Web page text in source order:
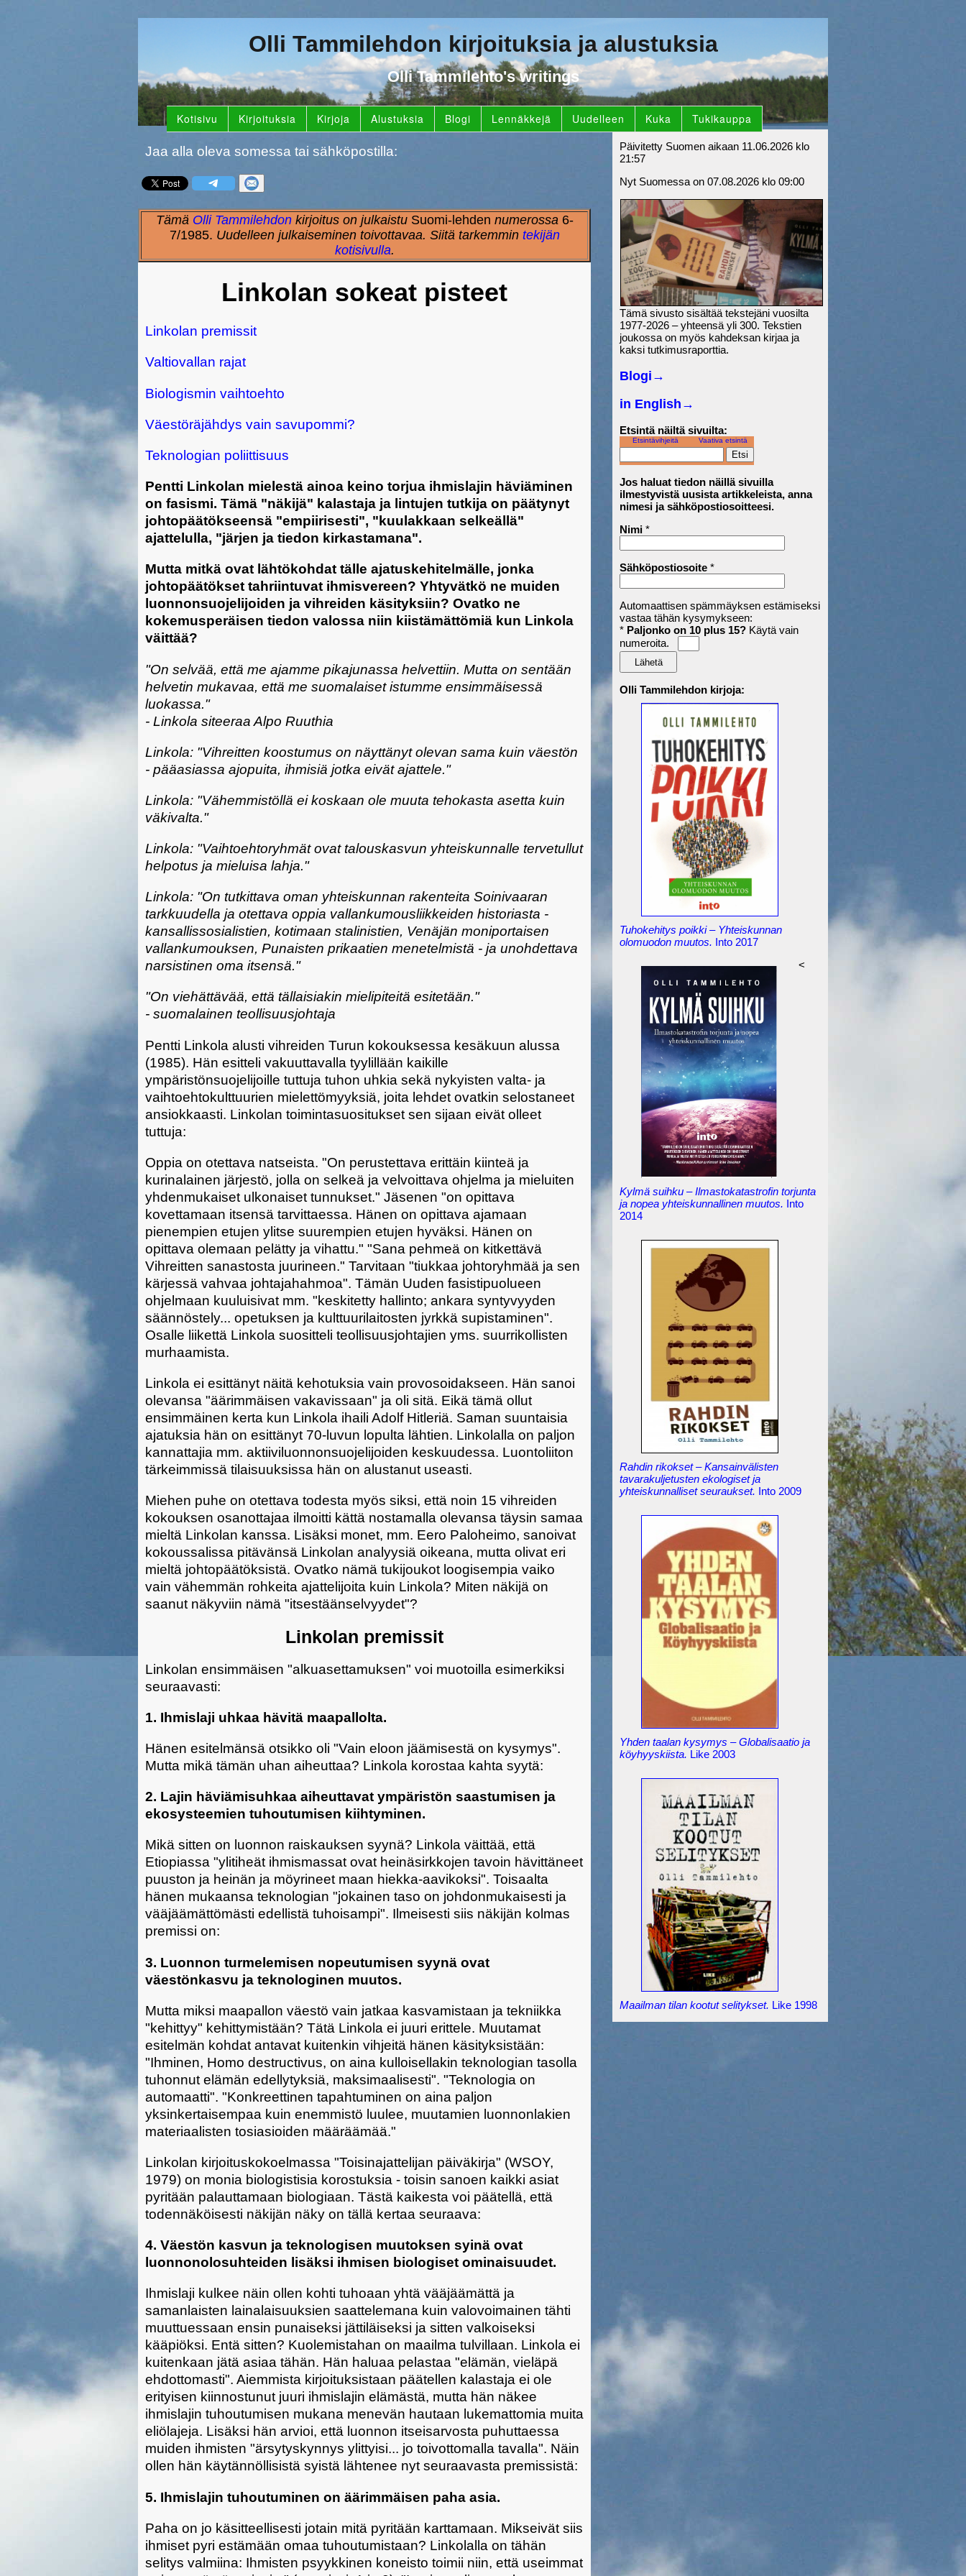
Olli Tammilehdon kirjoituksia ja alustuksia
Olli Tammilehto's writings
Kotisivu Kirjoituksia Kirjoja Alustuksia Blogi Lennäkkejä Uudelleen Kuka Tukikauppa
Jaa alla oleva somessa tai sähköpostilla:
Päivitetty Suomen aikaan 11.06.2026 klo
21:57
Nyt Suomessa on 07.08.2026 klo 09:00
Tämä sivusto sisältää tekstejäni vuosilta
1977-2026 – yhteensä yli 300. Tekstien
joukossa on myös kahdeksan kirjaa ja
kaksi tutkimusraporttia.
Blogi→
in English →
Etsintä näiltä sivuilta:
Etsintävihjeitä Vaativa etsintä
Jos haluat tiedon näillä sivuilla
ilmestyvistä uusista artikkeleista, anna
nimesi ja sähköpostiosoitteesi.
Nimi *
Sähköpostiosoite *
Automaattisen spämmäyksen estämiseksi
vastaa tähän kysymykseen:
* Paljonko on 10 plus 15? Käytä vain
numeroita.
Olli Tammilehdon kirjoja:
Tuhokehitys poikki – Yhteiskunnan
olomuodon muutos. Into 2017
<
Kylmä suihku – Ilmastokatastrofin torjunta
ja nopea yhteiskunnallinen muutos. Into
2014
Rahdin rikokset – Kansainvälisten
tavarakuljetusten ekologiset ja
yhteiskunnalliset seuraukset. Into 2009
Yhden taalan kysymys – Globalisaatio ja
köyhyyskiista. Like 2003
Maailman tilan kootut selitykset. Like 1998
Tämä Olli Tammilehdonkirjoitus on julkaistuSuomi-lehden numerossa6-
7/1985. Uudelleen julkaiseminen toivottavaa. Siitä tarkemmin tekijän
kotisivulla.
Linkolan sokeat pisteet
Linkolan premissit
Valtiovallan rajat
Biologismin vaihtoehto
Väestöräjähdys vain savupommi?
Teknologian poliittisuus
Pentti Linkolan mielestä ainoa keino torjua ihmislajin häviäminen
on fasismi. Tämä "näkijä" kalastaja ja lintujen tutkija on päätynyt
johtopäätökseensä "empiirisesti", "kuulakkaan selkeällä"
ajattelulla, "järjen ja tiedon kirkastamana".
Mutta mitkä ovat lähtökohdat tälle ajatuskehitelmälle, jonka
johtopäätökset tahriintuvat ihmisvereen? Yhtyvätkö ne muiden
luonnonsuojelijoiden ja vihreiden käsityksiin? Ovatko ne
kokemusperäisen tiedon valossa niin kiistämättömiä kun Linkola
väittää?
"On selvää, että me ajamme pikajunassa helvettiin. Mutta on sentään
helvetin mukavaa, että me suomalaiset istumme ensimmäisessä
luokassa."
- Linkola siteeraa Alpo Ruuthia
Linkola: "Vihreitten koostumus on näyttänyt olevan sama kuin väestön
- pääasiassa ajopuita, ihmisiä jotka eivät ajattele."
Linkola: "Vähemmistöllä ei koskaan ole muuta tehokasta asetta kuin
väkivalta."
Linkola: "Vaihtoehtoryhmät ovat talouskasvun yhteiskunnalle tervetullut
helpotus ja mieluisa lahja."
Linkola: "On tutkittava oman yhteiskunnan rakenteita Soinivaaran
tarkkuudella ja otettava oppia vallankumousliikkeiden historiasta -
kansallissosialistien, kotimaan stalinistien, Venäjän moniportaisen
vallankumouksen, Punaisten prikaatien menetelmistä - ja unohdettava
narsistinen oma itsensä."
"On viehättävää, että tällaisiakin mielipiteitä esitetään."
- suomalainen teollisuusjohtaja
Pentti Linkola alusti vihreiden Turun kokouksessa kesäkuun alussa
(1985). Hän esitteli vakuuttavalla tyylillään kaikille
ympäristönsuojelijoille tuttuja tuhon uhkia sekä nykyisten valta- ja
vaihtoehtokulttuurien mielettömyyksiä, joita lehdet ovatkin selostaneet
ansiokkaasti. Linkolan toimintasuositukset sen sijaan eivät olleet
tuttuja:
Oppia on otettava natseista. "On perustettava erittäin kiinteä ja
kurinalainen järjestö, jolla on selkeä ja velvoittava ohjelma ja mieluiten
yhdenmukaiset ulkonaiset tunnukset." Jäsenen "on opittava
kovettamaan itsensä tarvittaessa. Hänen on opittava ajamaan
pienempien etujen ylitse suurempien etujen hyväksi. Hänen on
opittava olemaan pelätty ja vihattu." "Sana pehmeä on kitkettävä
Vihreitten sanastosta juurineen." Tarvitaan "tiukkaa johtoryhmää ja sen
kärjessä vahvaa johtajahahmoa". Tämän Uuden fasistipuolueen
ohjelmaan kuuluisivat mm. "keskitetty hallinto; ankara syntyvyyden
säännöstely... opetuksen ja kulttuurilaitosten jyrkkä supistaminen".
Osalle liikettä Linkola suositteli teollisuusjohtajien yms. suurrikollisten
murhaamista.
Linkola ei esittänyt näitä kehotuksia vain provosoidakseen. Hän sanoi
olevansa "äärimmäisen vakavissaan" ja oli sitä. Eikä tämä ollut
ensimmäinen kerta kun Linkola ihaili Adolf Hitleriä. Saman suuntaisia
ajatuksia hän on esittänyt 70-luvun lopulta lähtien. Linkolalla on paljon
kannattajia mm. aktiiviluonnonsuojelijoiden keskuudessa. Luontoliiton
tärkeimmissä tilaisuuksissa hän on alustanut useasti.
Miehen puhe on otettava todesta myös siksi, että noin 15 vihreiden
kokouksen osanottajaa ilmoitti kättä nostamalla olevansa täysin samaa
mieltä Linkolan kanssa. Lisäksi monet, mm. Eero Paloheimo, sanoivat
kokoussalissa pitävänsä Linkolan analyysiä oikeana, mutta olivat eri
mieltä johtopäätöksistä. Ovatko nämä tukijoukot loogisempia vaiko
vain vähemmän rohkeita ajattelijoita kuin Linkola? Miten näkijä on
saanut näkyviin nämä "itsestäänselvyydet"?
Linkolan premissit
Linkolan ensimmäisen "alkuasettamuksen" voi muotoilla esimerkiksi
seuraavasti:
1. Ihmislaji uhkaa hävitä maapallolta.
Hänen esitelmänsä otsikko oli "Vain eloon jäämisestä on kysymys".
Mutta mikä tämän uhan aiheuttaa? Linkola korostaa kahta syytä:
2. Lajin häviämisuhkaa aiheuttavat ympäristön saastumisen ja
ekosysteemien tuhoutumisen kiihtyminen.
Mikä sitten on luonnon raiskauksen syynä? Linkola väittää, että
Etiopiassa "ylitiheät ihmismassat ovat heinäsirkkojen tavoin hävittäneet
puuston ja heinän ja möyrineet maan hiekka-aavikoksi". Toisaalta
hänen mukaansa teknologian "jokainen taso on johdonmukaisesti ja
vääjäämättömästi edellistä tuhoisampi". Ilmeisesti siis näkijän kolmas
premissi on:
3. Luonnon turmelemisen nopeutumisen syynä ovat
väestönkasvu ja teknologinen muutos.
Mutta miksi maapallon väestö vain jatkaa kasvamistaan ja tekniikka
"kehittyy" kehittymistään? Tätä Linkola ei juuri erittele. Muutamat
esitelmän kohdat antavat kuitenkin vihjeitä hänen käsityksistään:
"Ihminen, Homo destructivus, on aina kulloisellakin teknologian tasolla
tuhonnut elämän edellytyksiä, maksimaalisesti". "Teknologia on
automaatti". "Konkreettinen tapahtuminen on aina paljon
yksinkertaisempaa kuin enemmistö luulee, muutamien luonnonlakien
materiaalisten tosiasioiden määräämää."
Linkolan kirjoituskokoelmassa "Toisinajattelijan päiväkirja" (WSOY,
1979) on monia biologistisia korostuksia - toisin sanoen kaikki asiat
pyritään palauttamaan biologiaan. Tästä kaikesta voi päätellä, että
todennäköisesti näkijän näky on tällä kertaa seuraava:
4. Väestön kasvun ja teknologisen muutoksen syinä ovat
luonnonolosuhteiden lisäksi ihmisen biologiset ominaisuudet.
Ihmislaji kulkee näin ollen kohti tuhoaan yhtä vääjäämättä ja
samanlaisten lainalaisuuksien saattelemana kuin valovoimainen tähti
muuttuessaan ensin punaiseksi jättiläiseksi ja sitten valkoiseksi
kääpiöksi. Entä sitten? Kuolemistahan on maailma tulvillaan. Linkola ei
kuitenkaan jätä asiaa tähän. Hän haluaa pelastaa "elämän, vieläpä
ehdottomasti". Aiemmista kirjoituksistaan päätellen kalastaja ei ole
erityisen kiinnostunut juuri ihmislajin elämästä, mutta hän näkee
ihmislajin tuhoutumisen mukana menevän hautaan lukemattomia muita
eliölajeja. Lisäksi hän arvioi, että luonnon itseisarvosta puhuttaessa
muiden ihmisten "ärsytyskynnys ylittyisi... jo toivottomalla tavalla". Näin
ollen hän käytännöllisistä syistä lähtenee nyt seuraavasta premissistä:
5. Ihmislajin tuhoutuminen on äärimmäisen paha asia.
Paha on jo käsitteellisesti jotain mitä pyritään karttamaan. Mikseivät siis
ihmiset pyri estämään omaa tuhoutumistaan? Linkolalla on tähän
selitys valmiina: Ihmisten psyykkinen koneisto toimii niin, että useimmat